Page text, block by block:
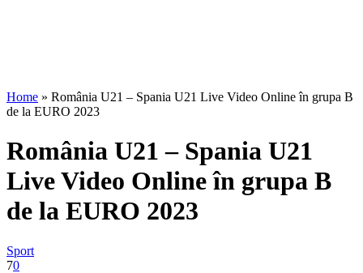
Home » România U21 – Spania U21 Live Video Online în grupa B
de la EURO 2023
România U21 – Spania U21
Live Video Online în grupa B
de la EURO 2023
Sport
70